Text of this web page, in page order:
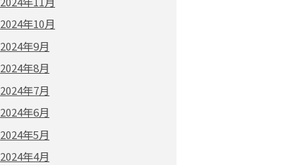
2024年10月
2024年9月
2024年8月
2024年7月
2024年6月
2024年5月
2024年4月